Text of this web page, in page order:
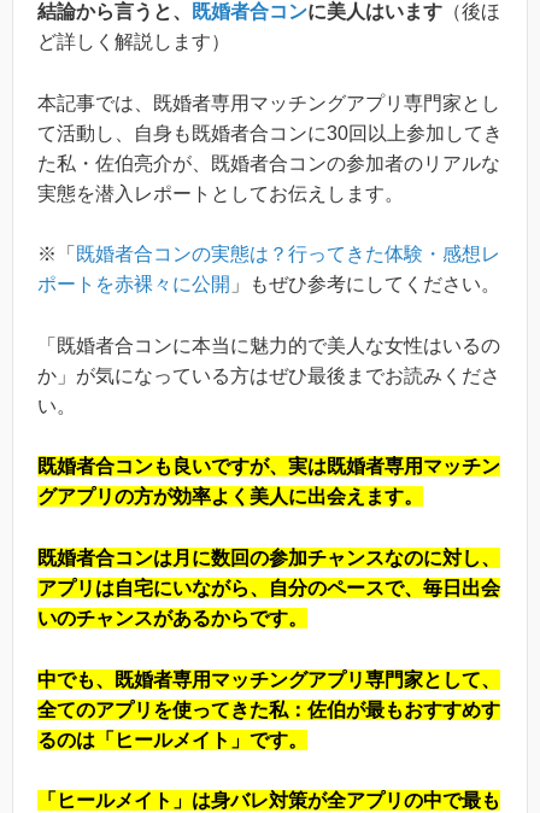
結論から言うと、 既婚者合コンに美人はいます （後ほ
ど詳しく解説します）
本記事では、既婚者専用マッチングアプリ専門家とし
て活動し、自身も既婚者合コンに30回以上参加してき
た私・佐伯亮介が、既婚者合コンの参加者のリアルな
実態を潜入レポートとしてお伝えします。
※「 既婚者合コンの実態は？行ってきた体験・感想レ
ポートを赤裸々に公開 」もぜひ参考にしてください。
「既婚者合コンに本当に魅力的で美人な女性はいるの
か」が気になっている方はぜひ最後までお読みくださ
い。
既婚者合コンも良いですが、実は既婚者専用マッチン
グアプリの方が効率よく美人に出会えます。
既婚者合コンは月に数回の参加チャンスなのに対し、
アプリは自宅にいながら、自分のペースで、毎日出会
いのチャンスがあるからです。
中でも、既婚者専用マッチングアプリ専門家として、
全てのアプリを使ってきた私：佐伯が最もおすすめす
るのは「ヒールメイト」です。
「ヒールメイト」は身バレ対策が全アプリの中で最も